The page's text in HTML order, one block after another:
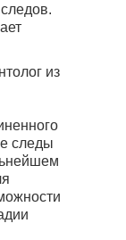
из
следы